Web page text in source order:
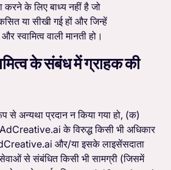
करने के लिए बाध्य नहीं है जो
या सीखी गई हों और जिन्हें
स्वामित्व वाली मानती हो।
के संबंध में ग्राहक की
से अन्यथा प्रदान न किया गया हो, (क)
AdCreative.ai के विरुद्ध किसी भी अधिकार
और/या इसके लाइसेंसदाता
से संबंधित किसी भी सामग्री (जिसमें